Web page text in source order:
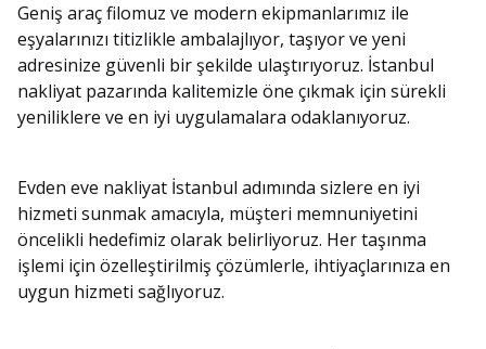
Geniş araç filomuz ve modern ekipmanlarımız ile
eşyalarınızı titizlikle ambalajlıyor, taşıyor ve yeni
adresinize güvenli bir şekilde ulaştırıyoruz. İstanbul
nakliyat pazarında kalitemizle öne çıkmak için sürekli
yeniliklere ve en iyi uygulamalara odaklanıyoruz.
Evden eve nakliyat İstanbul adımında sizlere en iyi
hizmeti sunmak amacıyla, müşteri memnuniyetini
öncelikli hedefimiz olarak belirliyoruz. Her taşınma
işlemi için özelleştirilmiş çözümlerle, ihtiyaçlarınıza en
uygun hizmeti sağlıyoruz.